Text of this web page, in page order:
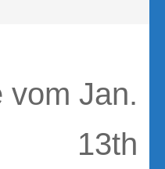
vom Jan.
13th